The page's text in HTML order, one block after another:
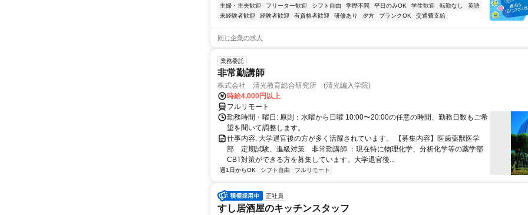
主婦・主夫歓迎
フリーター歓迎 シフト自由 学歴不問 平日のみOK 学生歓迎 転勤なし
英語
未経験者歓迎
経験者歓迎 有資格者歓迎 研修あり 夕方 ブランクOK 交通費支給
同じ企業の求人
業務委託
非常勤講師
株式会社 清光教育総合研究所 (清光編入学院)
時給4,000円以上
フルリモート
勤務時間・曜日: 原則：水曜から日曜 10:00〜20:00の任意の時間、勤務日数もご希
望を聞いて調整します。
仕事内容: 大学退官後の方が多く活躍されています。 【募集内容】医歯薬獣医学
部 定期試験、進級対策 非常勤講師 ：現在特に物理化学、分析化学等の薬学部
CBT対策ができる方を募集しています。大学退官後...
週1日からOK シフト自由 フルリモート
正社員
すし居酒屋のキッチンスタッフ